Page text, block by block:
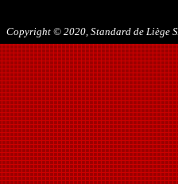
Copyright © 2020, Standard de Liège